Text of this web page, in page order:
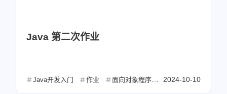
Java 第二次作业
Java开发入门 作业 面向对象程序设计 2024-10-10